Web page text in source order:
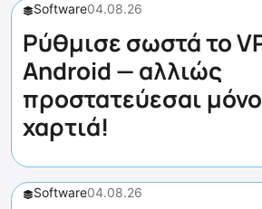
Software04.08.26
Ρύθμισε σωστά το
Android — αλλιώς
προστατεύεσαι
χαρτιά!
Software04.08.26